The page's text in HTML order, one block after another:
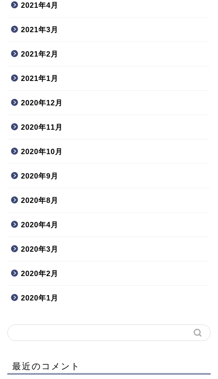
2021年4月
2021年3月
2021年2月
2021年1月
2020年12月
2020年11月
2020年10月
2020年9月
2020年8月
2020年4月
2020年3月
2020年2月
2020年1月
最近のコメント